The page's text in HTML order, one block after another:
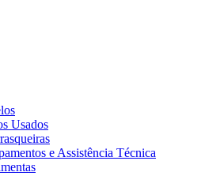
Usados
e Assistência Técnica